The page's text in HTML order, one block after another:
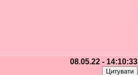
08.05.22 - 14:10:33